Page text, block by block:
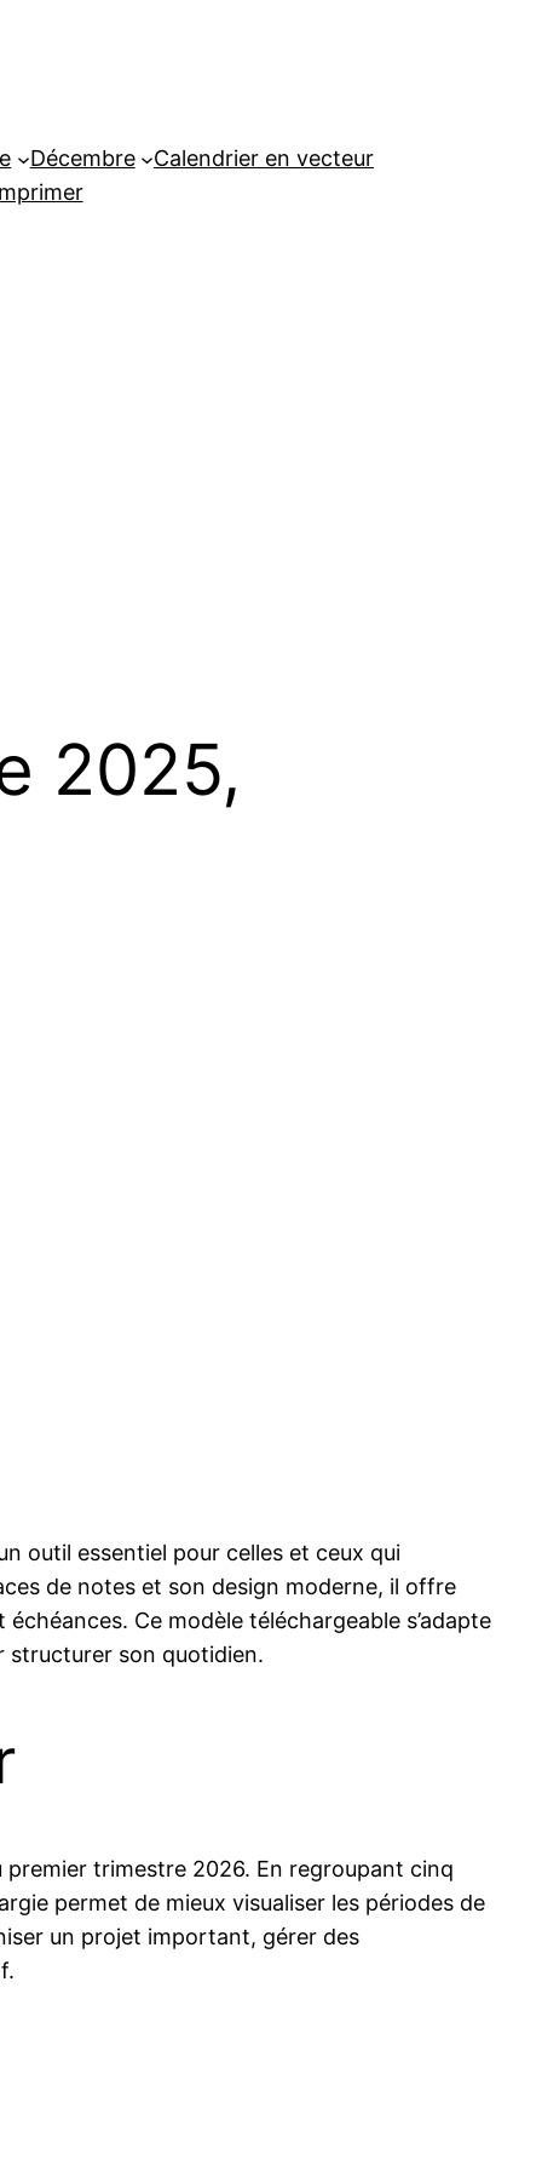
Décembre
Calendrier en vecteur
2025,
outil essentiel pour celles et ceux qui
de notes et son design moderne, il offre
Ce modèle téléchargeable s’adapte
structurer son quotidien.
premier trimestre 2026. En regroupant cinq
permet de mieux visualiser les périodes de
un projet important, gérer des